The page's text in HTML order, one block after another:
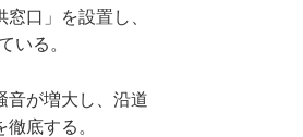
口」を設置し、
いる。
音が増大し、沿道
底する。